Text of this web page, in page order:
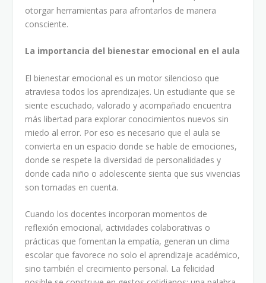
otorgar herramientas para afrontarlos de manera
consciente.
La importancia del bienestar emocional en el aula
El bienestar emocional es un motor silencioso que
atraviesa todos los aprendizajes. Un estudiante que se
siente escuchado, valorado y acompañado encuentra
más libertad para explorar conocimientos nuevos sin
miedo al error. Por eso es necesario que el aula se
convierta en un espacio donde se hable de emociones,
donde se respete la diversidad de personalidades y
donde cada niño o adolescente sienta que sus vivencias
son tomadas en cuenta.
Cuando los docentes incorporan momentos de
reflexión emocional, actividades colaborativas o
prácticas que fomentan la empatía, generan un clima
escolar que favorece no solo el aprendizaje académico,
sino también el crecimiento personal. La felicidad